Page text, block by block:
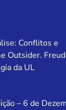
Conflitos e
Outsider. Freud
da UL
– 6 de